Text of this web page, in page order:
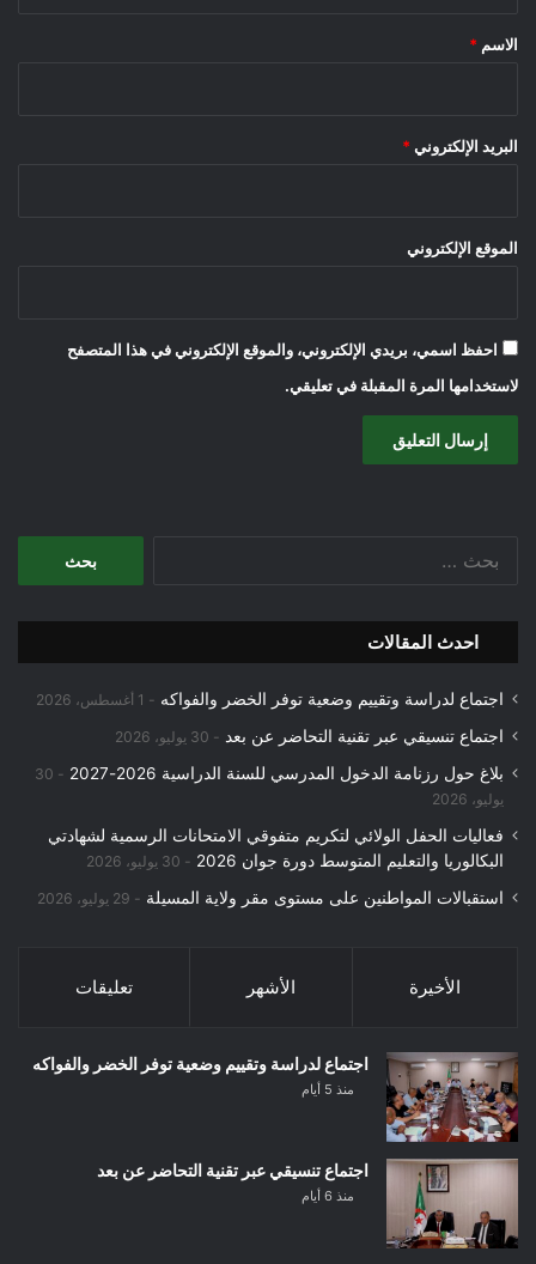
*
الاسم *
البريد الإلكتروني *
الموقع الإلكتروني
احفظ اسمي، بريدي الإلكتروني، والموقع الإلكتروني في هذا المتصفح
لاستخدامها المرة المقبلة في تعليقي.
احدث المقالات
اجتماع لدراسة وتقييم وضعية توفر الخضر والفواكه 1 أغسطس، 2026
اجتماع تنسيقي عبر تقنية التحاضر عن بعد 30 يوليو، 2026
بلاغ حول رزنامة الدخول المدرسي للسنة الدراسية 2026-2027
30
يوليو، 2026
فعاليات الحفل الولائي لتكريم متفوقي الامتحانات الرسمية لشهادتي
البكالوريا والتعليم المتوسط دورة جوان 2026
30 يوليو، 2026
استقبالات المواطنين على مستوى مقر ولاية المسيلة 29 يوليو، 2026
الأخيرة الأشهر تعليقات
اجتماع لدراسة وتقييم وضعية توفر الخضر والفواكه
منذ 5 أيام
اجتماع تنسيقي عبر تقنية التحاضر عن بعد
منذ 6 أيام